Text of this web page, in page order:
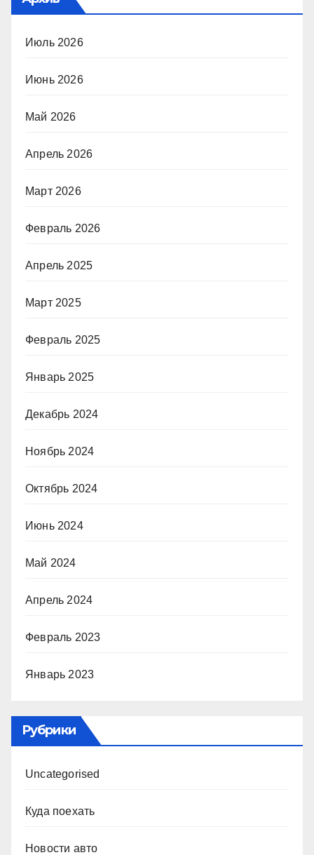
Июль 2026
Июнь 2026
Май 2026
Апрель 2026
Март 2026
Февраль 2026
Апрель 2025
Март 2025
Февраль 2025
Январь 2025
Декабрь 2024
Ноябрь 2024
Октябрь 2024
Июнь 2024
Май 2024
Апрель 2024
Февраль 2023
Январь 2023
Рубрики
Uncategorised
Куда поехать
Новости авто